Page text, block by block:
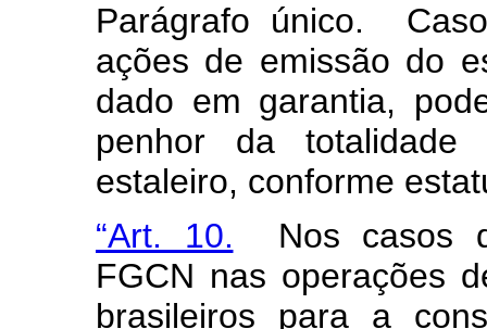
Parágrafo único.
ações de emissão do
dado em garantia,
penhor da
estaleiro, conforme
“Art. 10. Nos casos
FGCN nas operações
brasileiros para a